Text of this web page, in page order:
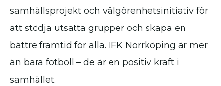
samhällsprojekt och välgörenhetsinitiativ för
att stödja utsatta grupper och skapa en
bättre framtid för alla. IFK Norrköping är mer
än bara fotboll – de är en positiv kraft i
samhället.